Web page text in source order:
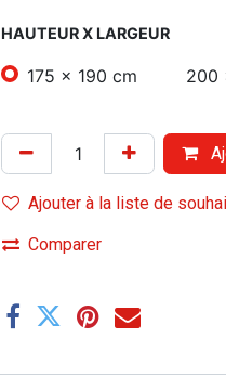
HAUTEUR X LARGEUR
175 x 190 cm 200
Ajouter à la liste de
Comparer